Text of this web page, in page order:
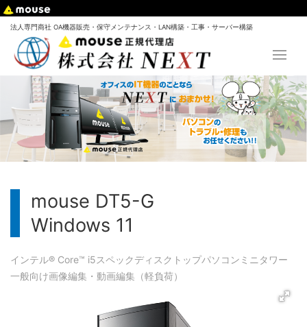
法人専門商社 OA機器販売・保守メンテナンス・LAN構築・工事・サーバー構築
mouse DT5-G
Windows 11
インテル® Core™ i5スペックディスクトップパソコン ミニタワー
一般向け画像編集・動画編集（軽負荷）